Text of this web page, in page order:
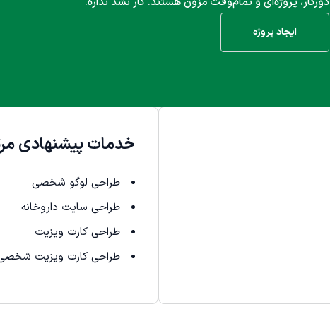
ایجاد پروژه
خدمات پیشنهادی
طراحی لوگو شخصی
طراحی سایت داروخانه
طراحی کارت ویزیت
طراحی کارت ویزیت